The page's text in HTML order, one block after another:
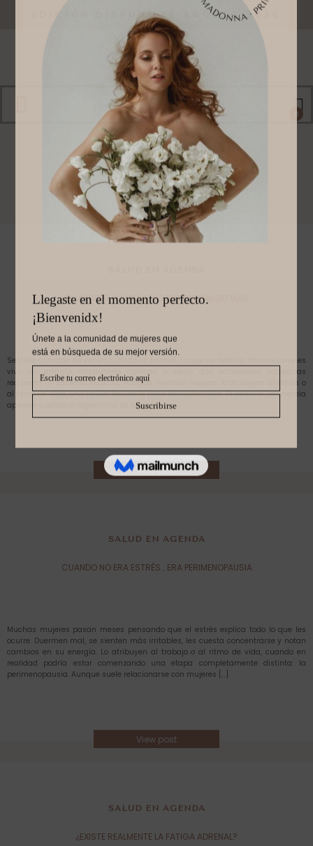
EDICIÓN DISPONIBLE AGOSTO 2026
0
CUANDO EL CANSANCIO ESCONDE ALGO MÁS
Sentirte cansada de vez en cuando es normal. Lo que no debería normalizarse es
vivir sin energía, despertarte agotada o sentir que actividades cotidianas
requieren un esfuerzo excesivo. Aunque muchas mujeres lo atribuyen al estrés o
al ritmo de vida, una causa frecuente pasa desapercibida: la anemia. La anemia
aparece cuando el organismo no tiene […]
View post
SALUD EN AGENDA
CUANDO NO ERA ESTRÉS… ERA PERIMENOPAUSIA
Muchas mujeres pasan meses pensando que el estrés explica todo lo que les
ocurre. Duermen mal, se sienten más irritables, les cuesta concentrarse y notan
cambios en su energía. Lo atribuyen al trabajo o al ritmo de vida, cuando en
realidad podría estar comenzando una etapa completamente distinta: la
perimenopausia. Aunque suele relacionarse con mujeres […]
View post
SALUD EN AGENDA
¿EXISTE REALMENTE LA FATIGA ADRENAL?